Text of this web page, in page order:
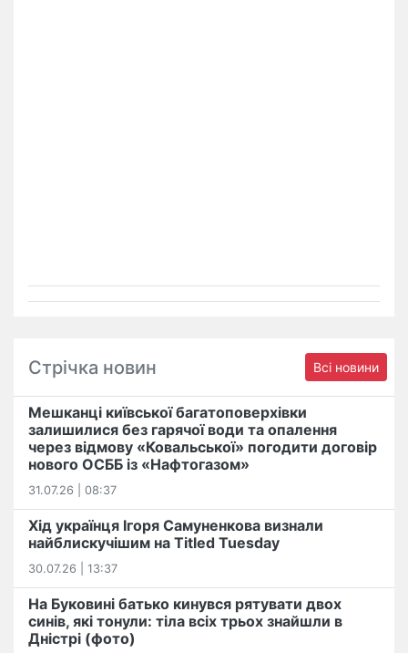
Стрічка новин Всі новини
Мешканці київської багатоповерхівки
залишилися без гарячої води та опалення
через відмову «Ковальської» погодити договір
нового ОСББ із «Нафтогазом»
31.07.26 | 08:37
Хід українця Ігоря Самуненкова визнали
найблискучішим на Titled Tuesday
30.07.26 | 13:37
На Буковині батько кинувся рятувати двох
синів, які тонули: тіла всіх трьох знайшли в
Дністрі (фото)